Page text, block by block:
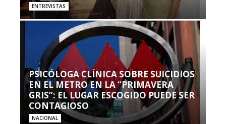
ENTREVISTAS
PSICÓLOGA CLÍNICA SOBRE SUICIDIOS
EN EL METRO EN LA “PRIMAVERA
GRIS”: EL LUGAR ESCOGIDO PUEDE SER
CONTAGIOSO
NACIONAL